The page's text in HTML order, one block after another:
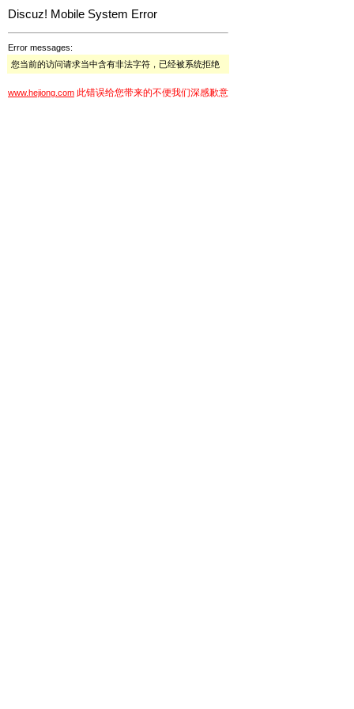
Discuz! Mobile System Error
Error messages:
您当前的访问请求当中含有非法字符，已经被系统拒绝
www.hejiong.com 此错误给您带来的不便我们深感歉意